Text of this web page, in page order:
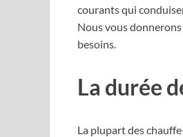
courants qui
Nous vous
besoins.
La durée
La plupart des